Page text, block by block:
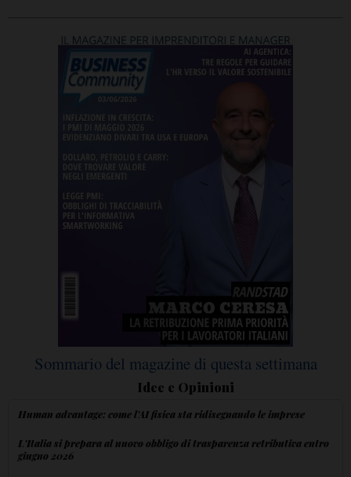
Sommario del magazine di questa settimana
Idee e Opinioni
Human advantage: come l'AI fisica sta ridisegnando le imprese
L'Italia si prepara al nuovo obbligo di trasparenza retributiva entro
giugno 2026